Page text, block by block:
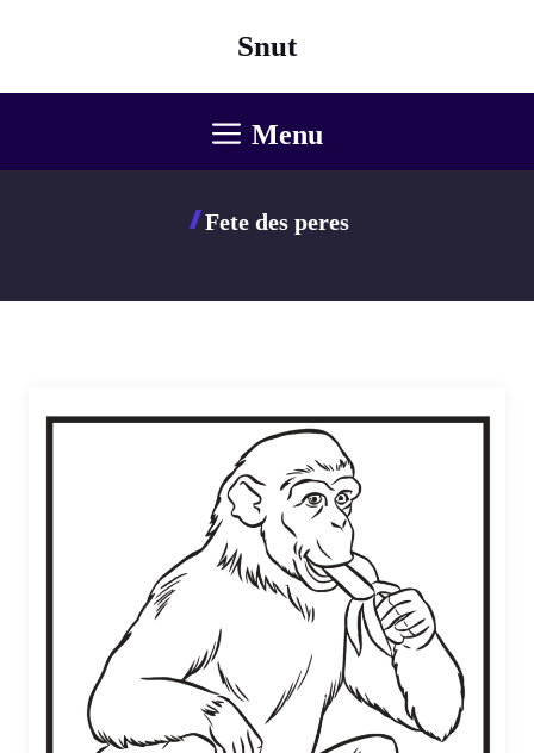
Snut
Menu
Fete des peres